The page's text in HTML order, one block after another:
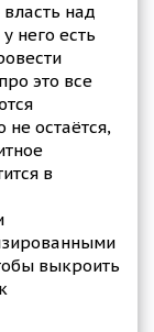
над
него есть
это все
не остаётся,
в
выкроить